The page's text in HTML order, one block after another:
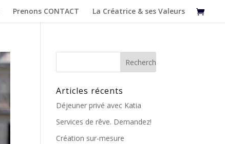
Prenons CONTACT La Créatrice & ses Valeurs
Articles récents
Déjeuner privé avec Katia
Services de rêve. Demandez!
Création sur-mesure